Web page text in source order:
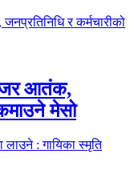
आतंक,
मेसो